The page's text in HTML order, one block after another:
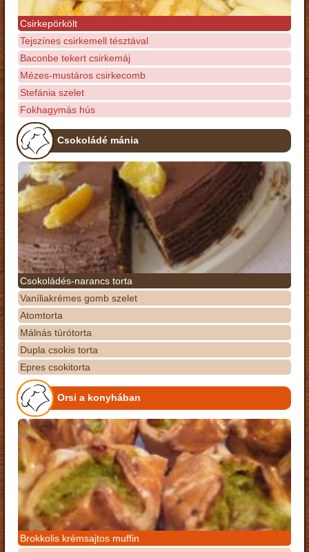
Csirkepörkölt
Tejszínes csirkemell tésztával
Baconbe tekert csirkemáj
Mézes-mustáros csirkecomb
Stefánia szelet
Fokhagymás hús
Csokoládé mánia
Csokoládés-narancs torta
Vaníliakrémes gomb szelet
Atomtorta
Málnás túrótorta
Dupla csokis torta
Epres csokitorta
Orsi a konyhában
Brokkolis krémsajtos muffin